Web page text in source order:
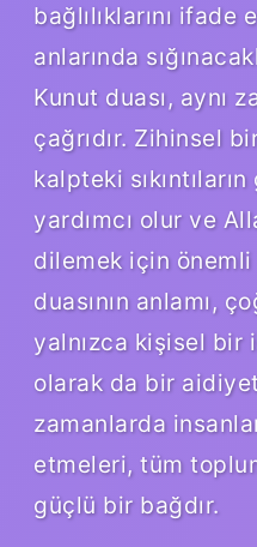
bağlılıklarını
anlarında
Kunut duası, aynı
çağrıdır. Zihinsel
kalpteki
yardımcı olur ve
dilemek için önemli
duasının anlamı,
yalnızca kişisel
olarak da bir
zamanlarda
etmeleri, tüm
güçlü bir bağdır.